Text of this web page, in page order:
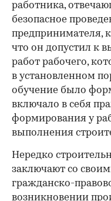
работника,
безопасное
предпринимателя,
что он допустил к
работ рабочего,
в установленном
обучение было
включало в себя
формирования у
выполнения
Нередко
заключают со
гражданско-
возникновении